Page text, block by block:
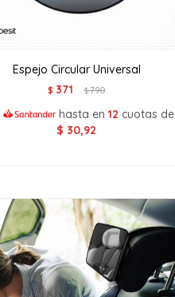
Espejo Circular Universal
$ 371 $790
hasta en 12 cuotas de
$ 30,92